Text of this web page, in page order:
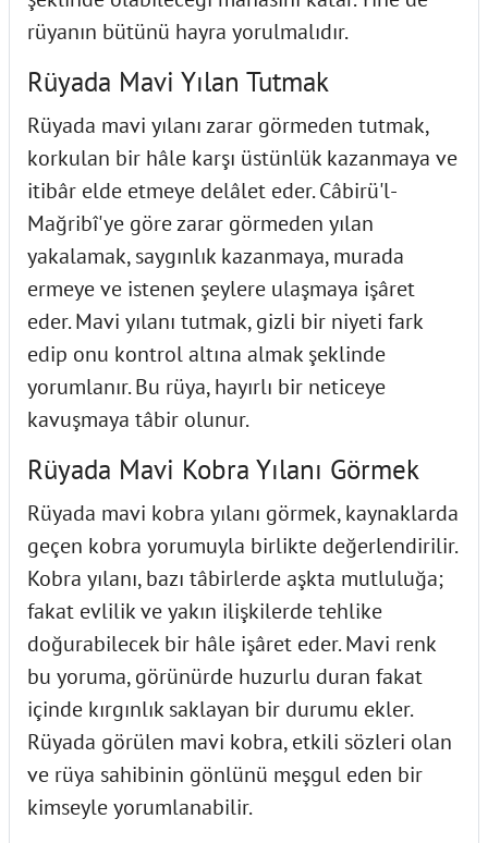
rüyanın bütünü hayra yorulmalıdır.
Rüyada Mavi Yılan Tutmak
Rüyada mavi yılanı zarar görmeden tutmak,
korkulan bir hâle karşı üstünlük kazanmaya ve
itibâr elde etmeye delâlet eder. Câbirü'l-
Mağribî'ye göre zarar görmeden yılan
yakalamak, saygınlık kazanmaya, murada
ermeye ve istenen şeylere ulaşmaya işâret
eder. Mavi yılanı tutmak, gizli bir niyeti fark
edip onu kontrol altına almak şeklinde
yorumlanır. Bu rüya, hayırlı bir neticeye
kavuşmaya tâbir olunur.
Rüyada Mavi Kobra Yılanı Görmek
Rüyada mavi kobra yılanı görmek, kaynaklarda
geçen kobra yorumuyla birlikte değerlendirilir.
Kobra yılanı, bazı tâbirlerde aşkta mutluluğa;
fakat evlilik ve yakın ilişkilerde tehlike
doğurabilecek bir hâle işâret eder. Mavi renk
bu yoruma, görünürde huzurlu duran fakat
içinde kırgınlık saklayan bir durumu ekler.
Rüyada görülen mavi kobra, etkili sözleri olan
ve rüya sahibinin gönlünü meşgul eden bir
kimseyle yorumlanabilir.